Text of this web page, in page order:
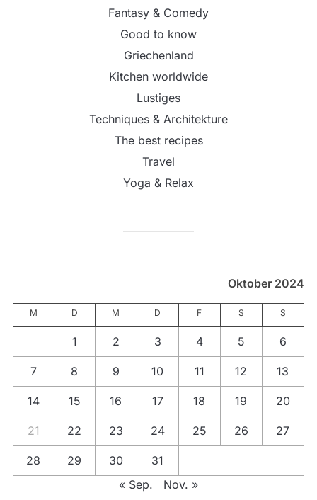
Fantasy & Comedy
Good to know
Griechenland
Kitchen worldwide
Lustiges
Techniques & Architekture
The best recipes
Travel
Yoga & Relax
Oktober 2024
M D M D F S S
1 2 3 4 5 6
7 8 9 10 11 12 13
14 15 16 17 18 19 20
21 22 23 24 25 26 27
28 29 30
31
« Sep.
Nov. »